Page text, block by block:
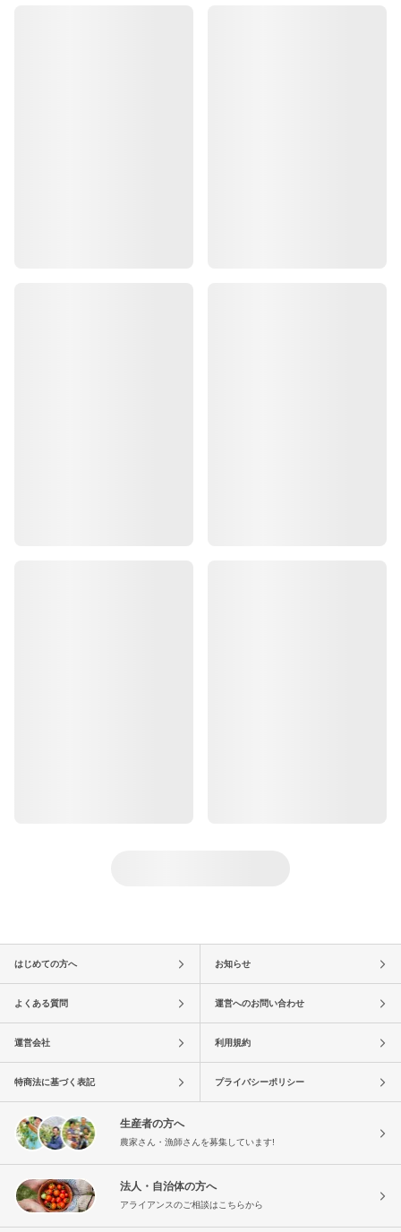
はじめての方へ お知らせ
よくある質問 運営へのお問い合わせ
運営会社 利用規約
特商法に基づく表記 プライバシーポリシー
生産者の方へ
農家さん・漁師さんを募集しています!
法人・自治体の方へ
アライアンスのご相談はこちらから